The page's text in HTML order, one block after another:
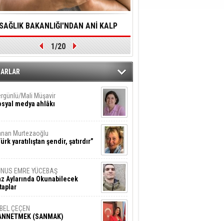
SAĞLIK BAKANLIĞI'NDAN ANİ KALP
DURMALARINA HIZLI MÜDAHALE
YÖNELİK ÖNLENMESİ İÇİN
ÖNEMLİ ADIM
1/20
Mali Müşavir
medya ahlâkı
Murtezaoğlu
yaratılıştan şendir, şatırdır”
EMRE YÜCEBAŞ
Aylarında Okunabilecek
ÇEÇEN
(SANMAK)